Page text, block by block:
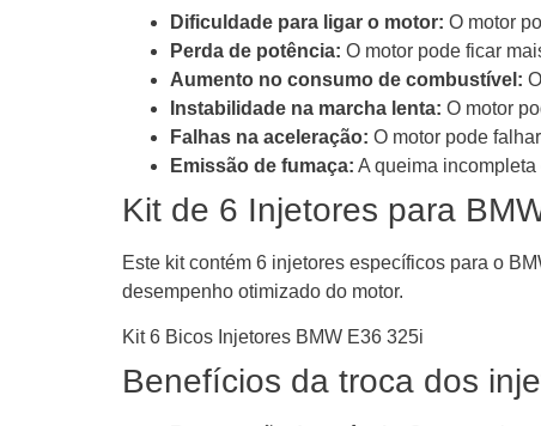
Dificuldade para ligar o motor: O motor
Perda de potência: O motor pode ficar
Aumento no consumo de combustível:
Instabilidade na marcha lenta: O motor
Falhas na aceleração: O motor pode
Emissão de fumaça: A queima
Kit de 6 Injetores para
Este kit contém 6 injetores específicos para o
desempenho otimizado do motor.
Kit 6 Bicos Injetores BMW E36 325i
Benefícios da troca dos